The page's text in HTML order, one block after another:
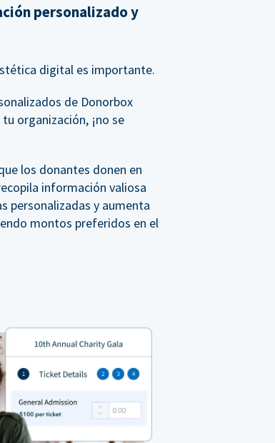
personalizado y
digital es importante.
de Donorbox
organización, ¡no se
los donantes donen en
información valiosa
personalizadas y aumenta
montos preferidos en el